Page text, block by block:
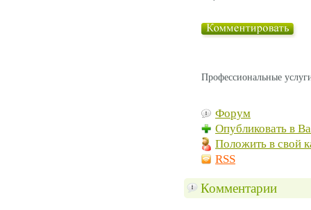
Профессиональные
Форум
Опубликовать в
Положить в свой
RSS
Комментарии